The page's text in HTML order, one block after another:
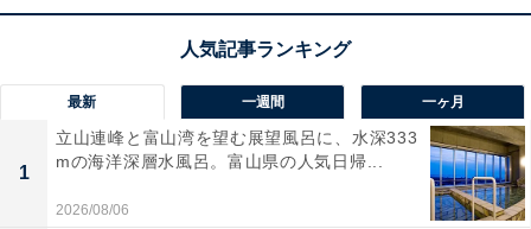
て人気です。
回答者からは、「小樽運河が一番良かったです。夜にな
るとまるでイルミネーションのようなきれいな雰囲気に
最新 一週間 一ヶ月
1
立山連峰と富山湾を望む展望風呂に、水深333
mの海洋深層水風呂。富山県の人気日帰...
2026/08/06